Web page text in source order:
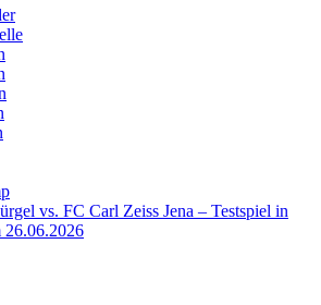
vs. FC Carl Zeiss Jena – Testspiel in
26.06.2026